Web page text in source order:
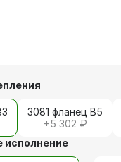
3081 фланец В5
+5 302 ₽
исполнение